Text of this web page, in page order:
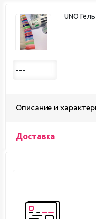
UNO
---
Описание и
Доставка